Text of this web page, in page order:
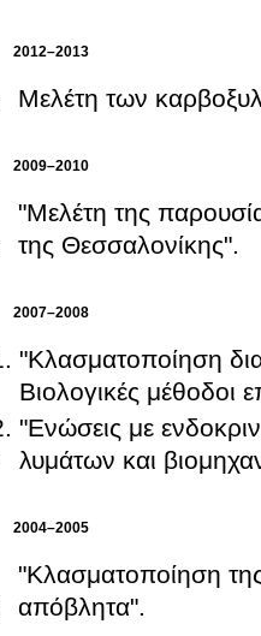
2012–2013
Μελέτη των
2009–2010
"Μελέτη της
της Θεσσαλονίκης".
2007–2008
"Κλασματοποίηση
Βιολογικές μέθοδοι
"Ενώσεις με
λυμάτων και
2004–2005
"Κλασματοποίηση
απόβλητα".